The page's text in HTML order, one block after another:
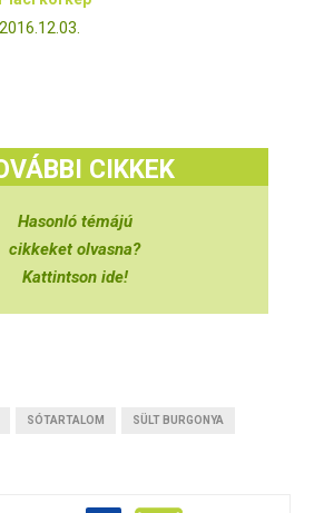
2016.12.03.
CIKKEK
Hasonló témájú
cikkeket olvasna?
Kattintson ide!
SÓTARTALOM SÜLT BURGONYA